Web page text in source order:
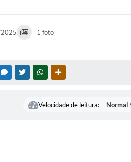
1 foto
MESSENGER
TWITTERWHATSAPP
Velocidade de leitura: